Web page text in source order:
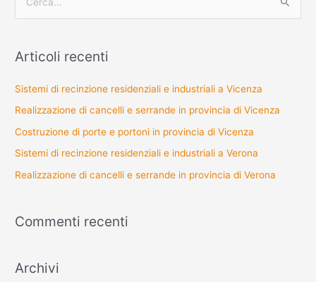
c
Articoli recenti
Sistemi di recinzione residenziali e industriali a Vicenza
Realizzazione di cancelli e serrande in provincia di Vicenza
Costruzione di porte e portoni in provincia di Vicenza
Sistemi di recinzione residenziali e industriali a Verona
Realizzazione di cancelli e serrande in provincia di Verona
Commenti recenti
Archivi